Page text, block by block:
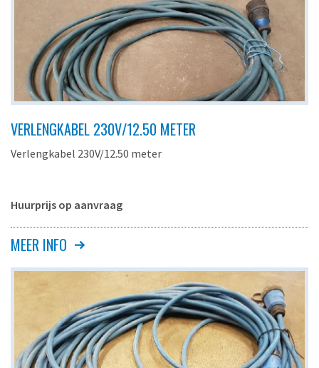
VERLENGKABEL 230V/12.50 METER
Verlengkabel 230V/12.50 meter
Huurprijs op aanvraag
Verlengkabel
3 x 2.5 mm2
Kabellengte
12.50 meter
Gewicht ca.
2.5 kg.
MEER INFO